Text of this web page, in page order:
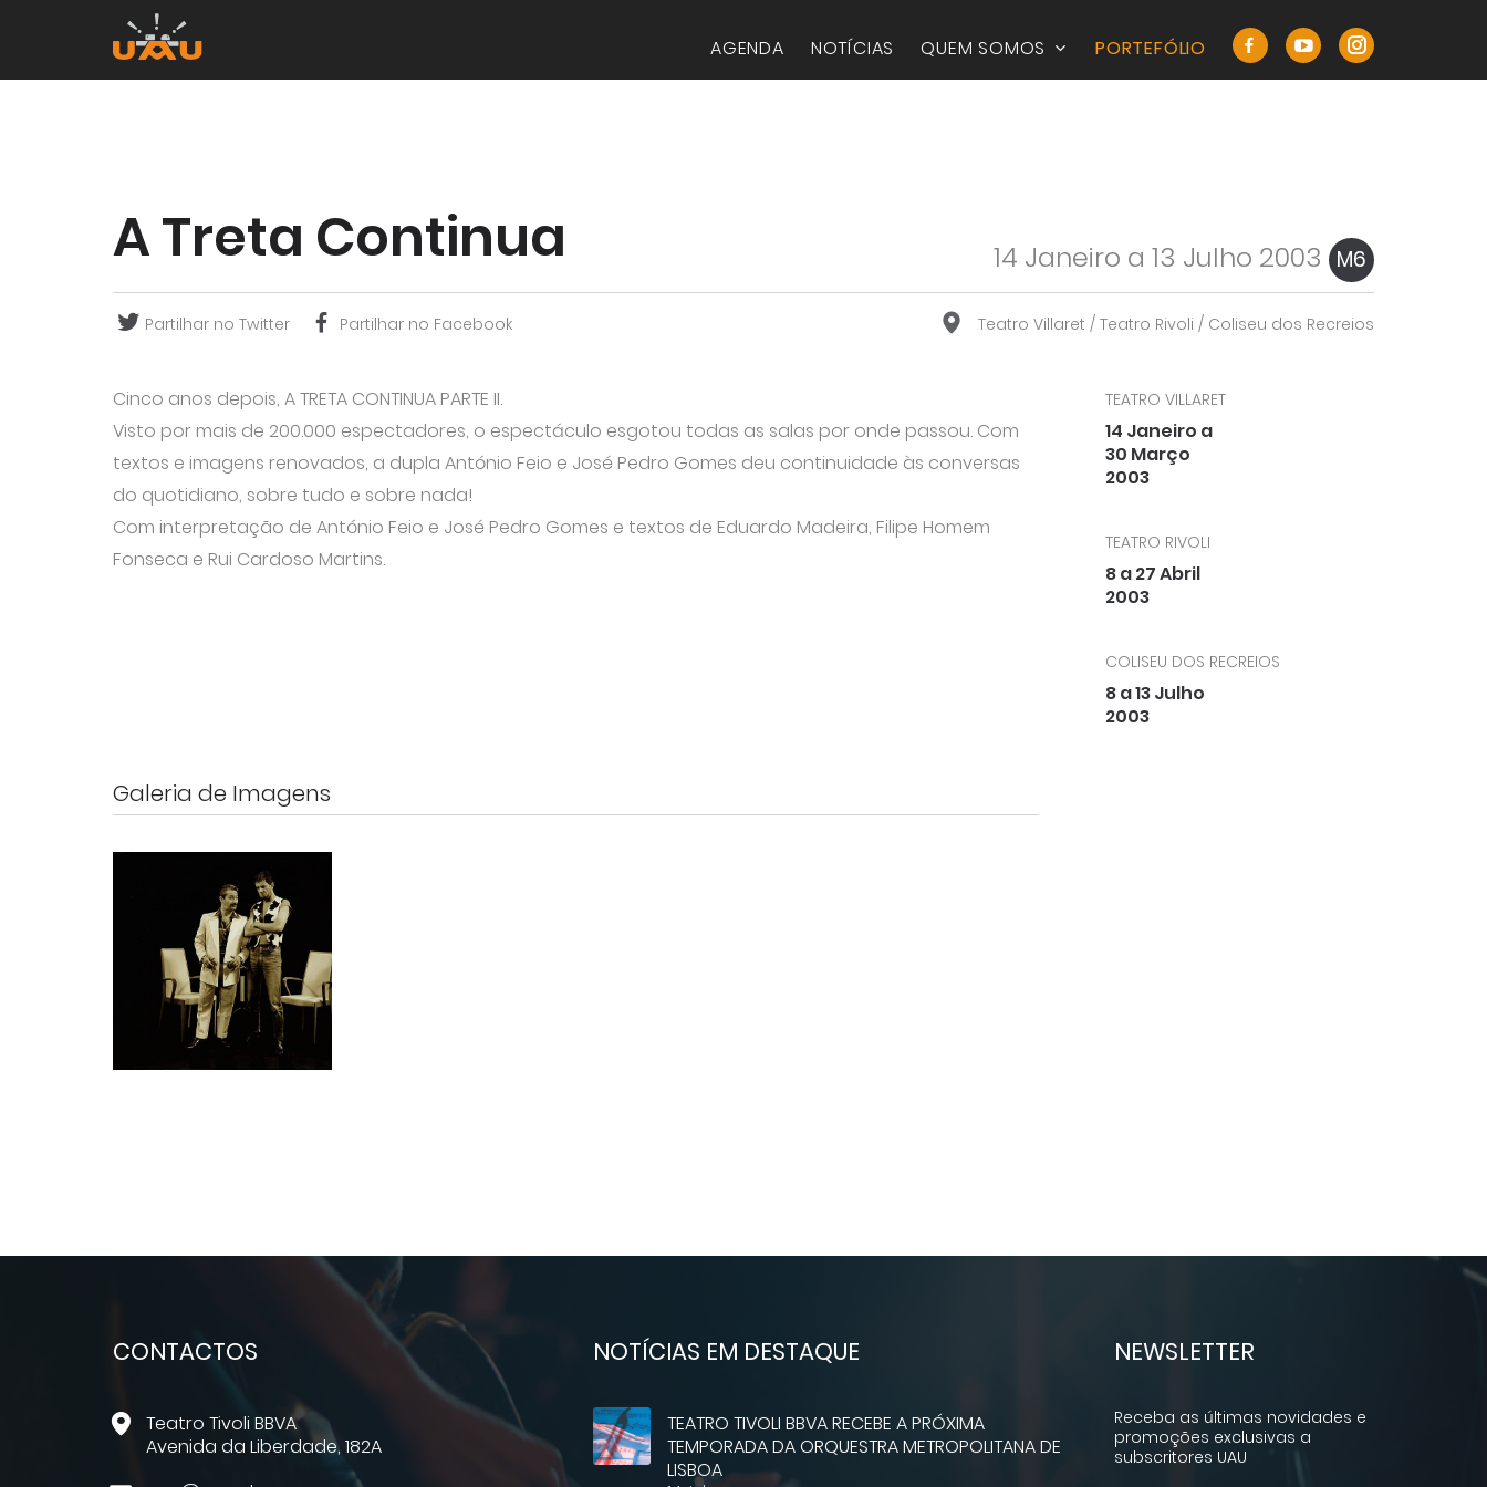
AGENDA NOTÍCIAS QUEM SOMOS PORTEFÓLIO
A Treta Continua 14 Janeiro a 13 Julho 2003 M6
Partilhar no Twitter Partilhar no Facebook Teatro Villaret / Teatro Rivoli / Coliseu dos Recreios
Cinco anos depois, A TRETA CONTINUA PARTE II.
Visto por mais de 200.000 espectadores, o espectáculo esgotou todas as salas por onde passou. Com
textos e imagens renovados, a dupla António Feio e José Pedro Gomes deu continuidade às conversas
do quotidiano, sobre tudo e sobre nada!
Com interpretação de António Feio e José Pedro Gomes e textos de Eduardo Madeira, Filipe Homem
Fonseca e Rui Cardoso Martins.
TEATRO VILLARET
14 Janeiro a
30 Março
2003
TEATRO RIVOLI
8 a 27 Abril
2003
COLISEU DOS RECREIOS
8 a 13 Julho
2003
Galeria de Imagens
CONTACTOS
Teatro Tivoli BBVA
Avenida da Liberdade, 182A
NOTÍCIAS EM DESTAQUE
TEATRO TIVOLI BBVA RECEBE A PRÓXIMA
TEMPORADA DA ORQUESTRA METROPOLITANA DE
LISBOA
NEWSLETTER
Receba as últimas novidades e
promoções exclusivas a
subscritores UAU